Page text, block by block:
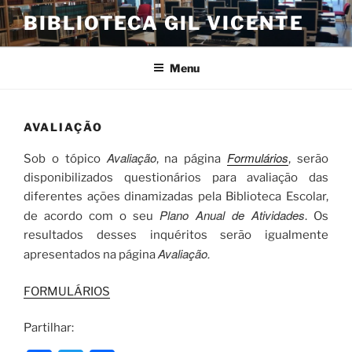
Saltar
para
o
BIBLIOTECA GIL VICENTE
Menu
AVALIAÇÃO
Sob o tópicoAvaliação, na páginaFormulários, serão
disponibilizados questionários para avaliação das
diferentes ações dinamizadas pela Biblioteca Escolar,
de acordo com o seu Plano Anual de Atividades. Os
resultados desses inquéritos serão igualmente
apresentados na páginaAvaliação.
FORMULÁRIOS
Partilhar: